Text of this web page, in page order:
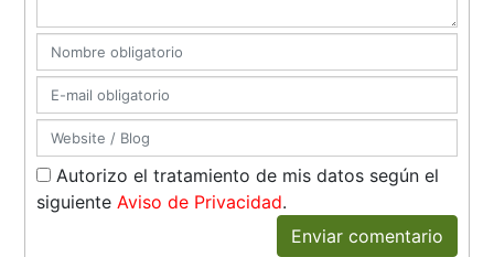
Autorizo el tratamiento de mis datos según el
siguiente Aviso de Privacidad.
Enviar comentario